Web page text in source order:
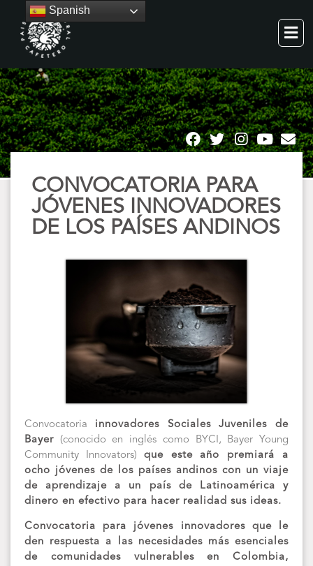
CONVOCATORIA PARA
JÓVENES INNOVADORES
DE LOS PAÍSES ANDINOS
Convocatoria innovadores Sociales Juveniles de
Bayer (conocido en inglés como BYCI, Bayer Young
Community Innovators) que este año premiará a
ocho jóvenes de los países andinos con un viaje
de aprendizaje a un país de Latinoamérica y
dinero en efectivo para hacer realidad sus ideas.
Convocatoria para jóvenes innovadores que le
den respuesta a las necesidades más esenciales
de comunidades vulnerables en Colombia,
Spanish